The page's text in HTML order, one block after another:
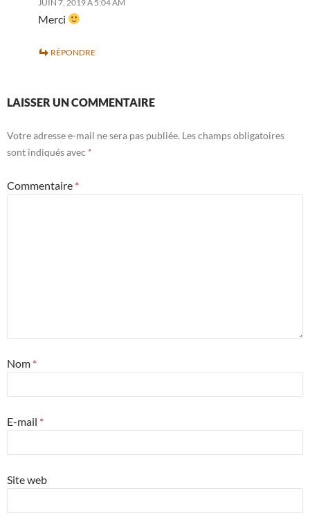
JUIN 7, 2019 À 5:04 AM
Merci
RÉPONDRE
LAISSER UN COMMENTAIRE
Votre adresse e-mail ne sera pas publiée. Les champs obligatoires
sont indiqués avec *
Commentaire *
Nom *
E-mail *
Site web